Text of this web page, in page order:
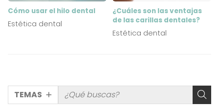
TEMAS
Cómo usar el hilo dental
Estética dental
¿Cuáles son las ventajas
de las carillas dentales?
Estética dental